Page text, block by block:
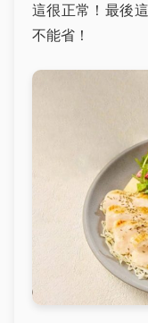
這很正常！最後
不能省！